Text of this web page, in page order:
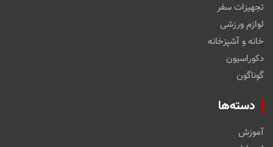
تجهیزات سفر
لوازم ورزشی
خانه و آشپزخانه
دکوراسیون
گوناگون
دسته‌ها
آموزش